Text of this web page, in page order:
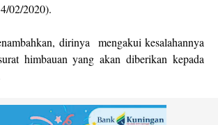
02/2020).
dirinya mengakui kesalahannya
himbauan yang akan diberikan kepada